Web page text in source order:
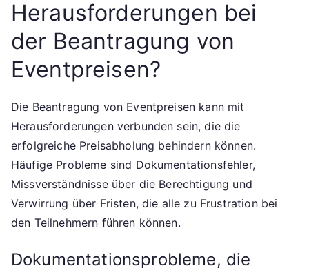
Herausforderungen bei
der Beantragung von
Eventpreisen?
Die Beantragung von Eventpreisen kann mit
Herausforderungen verbunden sein, die die
erfolgreiche Preisabholung behindern können.
Häufige Probleme sind Dokumentationsfehler,
Missverständnisse über die Berechtigung und
Verwirrung über Fristen, die alle zu Frustration bei
den Teilnehmern führen können.
Dokumentationsprobleme, die